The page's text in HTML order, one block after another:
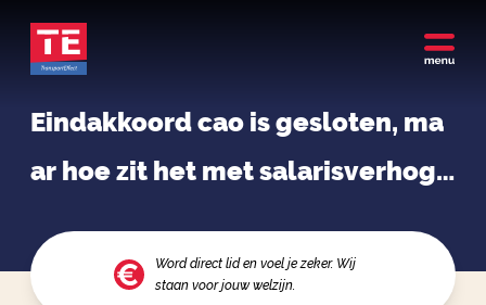
Eindakkoord cao is gesloten, ma
ar hoe zit het met salarisverhogi
Word direct lid en voel je zeker. Wij
staan voor jouw welzijn.